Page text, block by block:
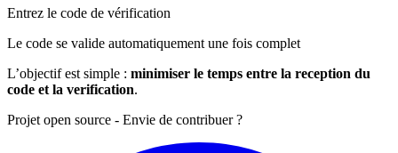
Entrez le code de vérification
Le code se valide automatiquement une fois complet
L’objectif est simple : minimiser le temps entre la reception du
code et la verification.
Projet open source - Envie de contribuer ?